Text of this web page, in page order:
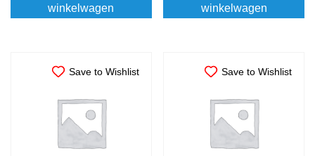
winkelwagen
winkelwagen
Save to Wishlist Save to Wishlist